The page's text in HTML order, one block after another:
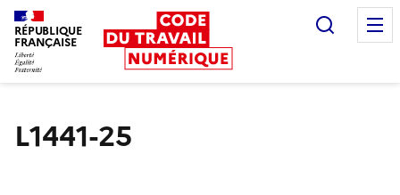
RÉPUBLIQUE
FRANÇAISE
L1441-25